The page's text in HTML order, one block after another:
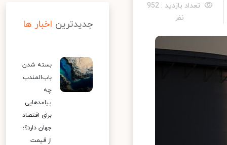
تعداد بازدید : 952
نفر
جدیدترین اخبار ها
بسته شدن
باب‌المندب
چه
پیامدهایی
برای اقتصاد
جهان دارد؟؛
از قیمت